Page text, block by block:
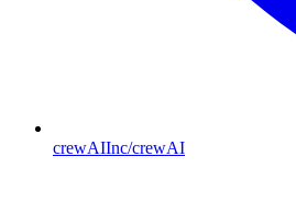
crewAIInc/crewAI